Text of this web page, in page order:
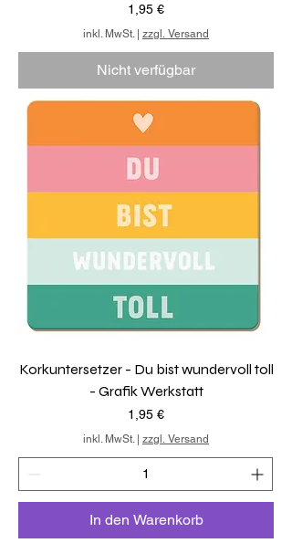
Preis
1,95 €
inkl. MwSt.| zzgl. Versand
Nicht verfügbar
Korkuntersetzer - Du bist wundervoll toll
- Grafik Werkstatt
Preis
1,95 €
inkl. MwSt.| zzgl. Versand
In den Warenkorb